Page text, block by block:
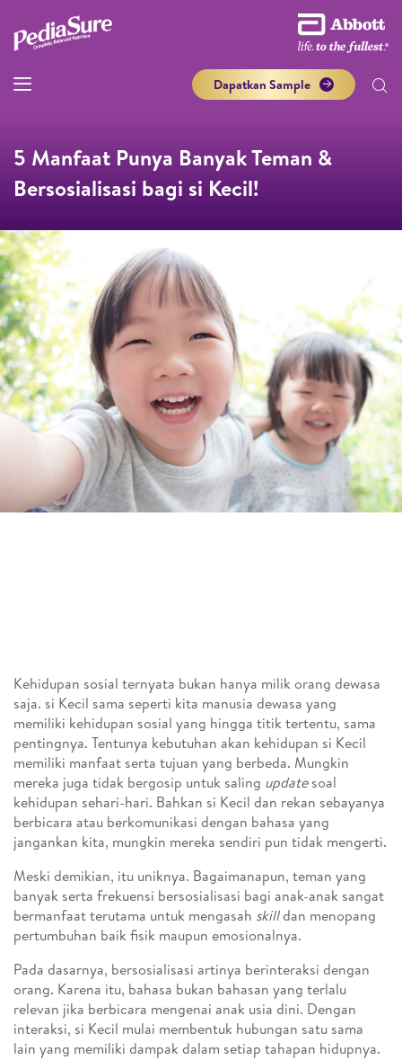
Dapatkan Sample
5 Manfaat Punya Banyak Teman &
Bersosialisasi bagi si Kecil!
Kehidupan sosial ternyata bukan hanya milik orang dewasa
saja. si Kecil sama seperti kita manusia dewasa yang
memiliki kehidupan sosial yang hingga titik tertentu, sama
pentingnya. Tentunya kebutuhan akan kehidupan si Kecil
memiliki manfaat serta tujuan yang berbeda. Mungkin
mereka juga tidak bergosip untuk saling updatesoal
kehidupan sehari-hari. Bahkan si Kecil dan rekan sebayanya
berbicara atau berkomunikasi dengan bahasa yang
jangankan kita, mungkin mereka sendiri pun tidak mengerti.
Meski demikian, itu uniknya. Bagaimanapun, teman yang
banyak serta frekuensi bersosialisasi bagi anak-anak sangat
bermanfaat terutama untuk mengasah skilldan menopang
pertumbuhan baik fisik maupun emosionalnya.
Pada dasarnya, bersosialisasi artinya berinteraksi dengan
orang. Karena itu, bahasa bukan bahasan yang terlalu
relevan jika berbicara mengenai anak usia dini. Dengan
interaksi, si Kecil mulai membentuk hubungan satu sama
lain yang memiliki dampak dalam setiap tahapan hidupnya.